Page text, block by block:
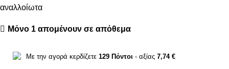
αναλλοίωτα
Μόνο 1 απομένουν σε απόθεμα
Με την αγορά κερδίζετε 129 Πόντοι - αξίας 7,74 €